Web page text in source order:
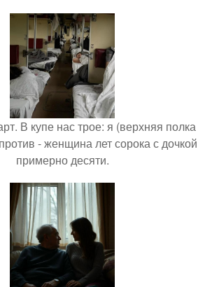
В купе нас трое: я (верхняя полка
- женщина лет сорока с дочкой
примерно десяти.